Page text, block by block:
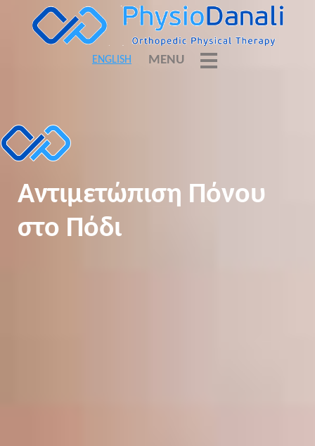
ENGLISH MENU
Αντιμετώπιση Πόνου
στο Πόδι